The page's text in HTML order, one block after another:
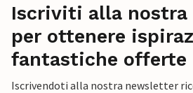
Iscriviti alla
per ottenere
fantastiche offerte
Iscrivendoti alla nostra newsletter